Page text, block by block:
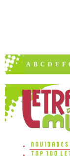
A B C D E F